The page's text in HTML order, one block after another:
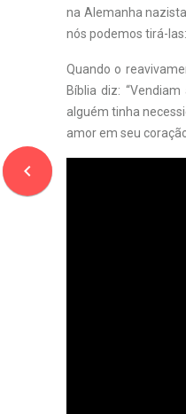
navigate_before
na Alemanha
nós podemos tirá-
Quando o
Bíblia diz:
alguém tinha
amor em seu